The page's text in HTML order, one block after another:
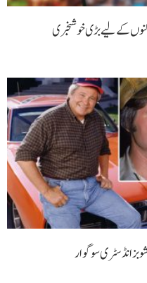
کے لیے بڑی خوشخبری
انڈسٹری سوگوار